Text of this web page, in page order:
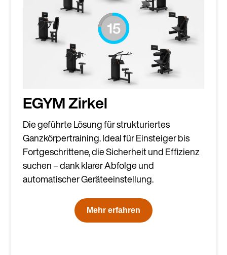
EGYM Zirkel
Die geführte Lösung für strukturiertes
Ganzkörpertraining. Ideal für Einsteiger bis
Fortgeschrittene, die Sicherheit und Effizienz
suchen – dank klarer Abfolge und
automatischer Geräteeinstellung.
Mehr erfahren